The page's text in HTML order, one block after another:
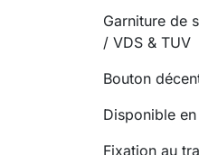
Garniture de
/ VDS & TUV
Bouton
Disponible
Fixation au